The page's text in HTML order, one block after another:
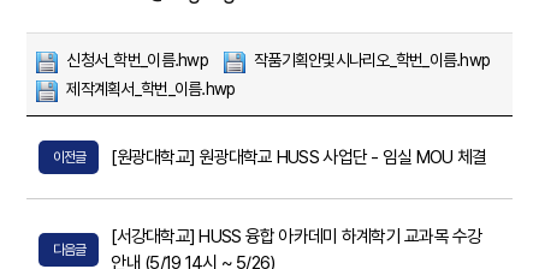
신청서_학번_이름.hwp
작품기획안및시나리오_학번_이름.hwp
제작계획서_학번_이름.hwp
이전글 [원광대학교] 원광대학교 HUSS 사업단 - 임실 MOU 체결
다음글
[서강대학교] HUSS 융합 아카데미 하계학기 교과목 수강
안내 (5/19 14시 ~ 5/26)